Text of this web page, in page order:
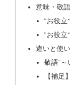
意味・敬
“お役立
“お役立
違いと使
敬語”～
【補足